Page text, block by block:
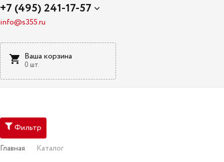
+7 (495) 241-17-57
info@s355.ru
Ваша корзина
0 шт.
Фильтр
Главная Каталог